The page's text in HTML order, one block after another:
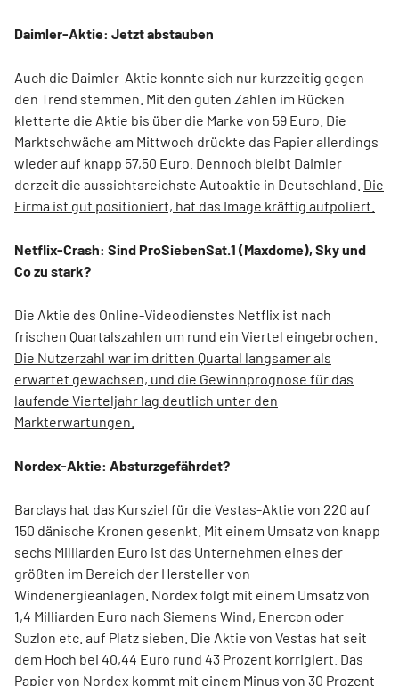
Daimler-Aktie: Jetzt abstauben
Auch die Daimler-Aktie konnte sich nur kurzzeitig gegen
den Trend stemmen. Mit den guten Zahlen im Rücken
kletterte die Aktie bis über die Marke von 59 Euro. Die
Marktschwäche am Mittwoch drückte das Papier allerdings
wieder auf knapp 57,50 Euro. Dennoch bleibt Daimler
derzeit die aussichtsreichste Autoaktie in Deutschland. Die
Firma ist gut positioniert, hat das Image kräftig aufpoliert.
Netflix-Crash: Sind ProSiebenSat.1 (Maxdome), Sky und
Co zu stark?
Die Aktie des Online-Videodienstes Netflix ist nach
frischen Quartalszahlen um rund ein Viertel eingebrochen.
Die Nutzerzahl war im dritten Quartal langsamer als
erwartet gewachsen, und die Gewinnprognose für das
laufende Vierteljahr lag deutlich unter den
Markterwartungen.
Nordex-Aktie: Absturzgefährdet?
Barclays hat das Kursziel für die Vestas-Aktie von 220 auf
150 dänische Kronen gesenkt. Mit einem Umsatz von knapp
sechs Milliarden Euro ist das Unternehmen eines der
größten im Bereich der Hersteller von
Windenergieanlagen. Nordex folgt mit einem Umsatz von
1,4 Milliarden Euro nach Siemens Wind, Enercon oder
Suzlon etc. auf Platz sieben. Die Aktie von Vestas hat seit
dem Hoch bei 40,44 Euro rund 43 Prozent korrigiert. Das
Papier von Nordex kommt mit einem Minus von 30 Prozent